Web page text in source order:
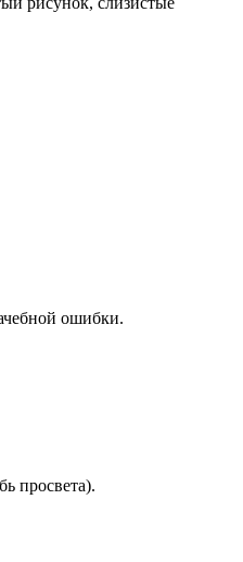
ошибки.
просвета).